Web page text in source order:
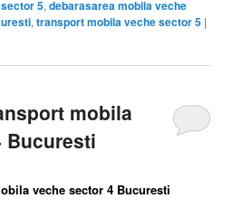
5,debarasarea mobila veche
,transport mobila veche sector 5 |
mobila
Bucuresti
veche sector 4 Bucuresti